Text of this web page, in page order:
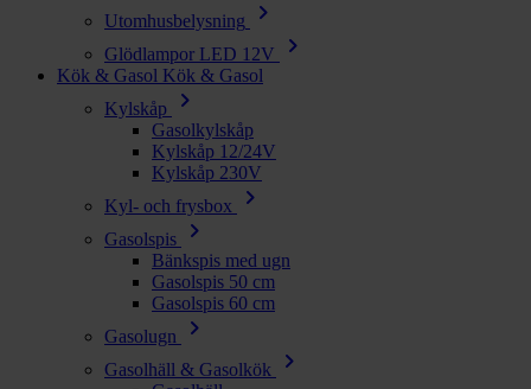
Utomhusbelysning chevron_right
Glödlampor LED 12V chevron_right
Kök & Gasol Kök & Gasol
Kylskåp
chevron_right
Gasolkylskåp
Kylskåp 12/24V
Kylskåp 230V
Kyl- och frysbox
chevron_right
Gasolspis chevron_right
Bänkspis med ugn
Gasolspis 50 cm
Gasolspis 60 cm
Gasolugn
chevron_right
Gasolhäll & Gasolkök chevron_right